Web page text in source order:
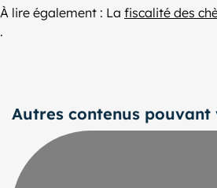
À lire également : La fiscalité des
.
Autres contenus pouvant